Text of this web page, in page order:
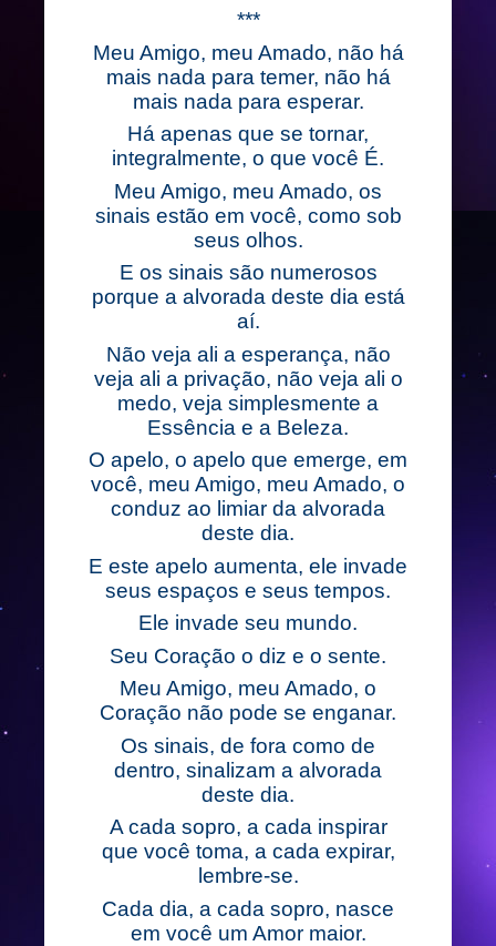
***
Meu Amigo, meu Amado, não há
mais nada para temer, não há
mais nada para esperar.
Há apenas que se tornar,
integralmente, o que você É.
Meu Amigo, meu Amado, os
sinais estão em você, como sob
seus olhos.
E os sinais são numerosos
porque a alvorada deste dia está
aí.
Não veja ali a esperança, não
veja ali a privação, não veja ali o
medo, veja simplesmente a
Essência e a Beleza.
O apelo, o apelo que emerge, em
você, meu Amigo, meu Amado, o
conduz ao limiar da alvorada
deste dia.
E este apelo aumenta, ele invade
seus espaços e seus tempos.
Ele invade seu mundo.
Seu Coração o diz e o sente.
Meu Amigo, meu Amado, o
Coração não pode se enganar.
Os sinais, de fora como de
dentro, sinalizam a alvorada
deste dia.
A cada sopro, a cada inspirar
que você toma, a cada expirar,
lembre-se.
Cada dia, a cada sopro, nasce
em você um Amor maior.